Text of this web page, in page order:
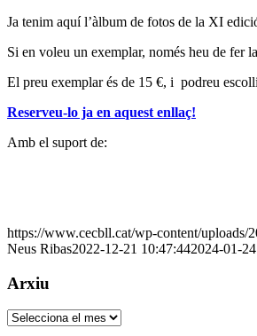
Ja tenim aquí l’àlbum de fotos de la XI
Si en voleu un exemplar, només heu de fer
El preu exemplar és de 15 €, i podreu
Reserveu-lo ja en aquest enllaç!
Amb el suport de:
https://www.cecbll.cat/wp-content/
Neus Ribas2022-12-21 10:47:442024-01-
Arxiu
Arxiu